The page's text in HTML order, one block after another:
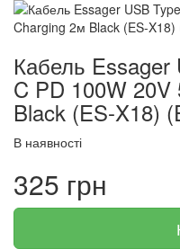
Кабель Essager
C PD 100W
Black (ES-X18)
В наявності
325 грн